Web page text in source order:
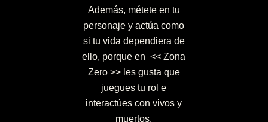
Además, métete en tu
personaje y actúa como
si tu vida dependiera de
ello, porque en << Zona
Zero >> les gusta que
juegues tu rol e
interactúes con vivos y
muertos.